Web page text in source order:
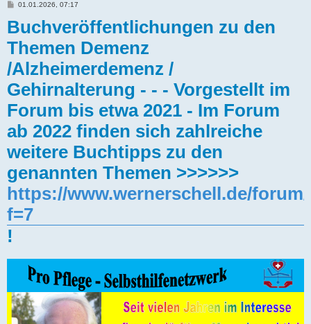
B
i
t
a
g
01.01.2026, 07:17
Buchveröffentlichungen zu den
Themen Demenz
/Alzheimerdemenz /
Gehirnalterung - - - Vorgestellt im
Forum bis etwa 2021 - Im Forum
ab 2022 finden sich zahlreiche
weitere Buchtipps zu den
genannten Themen >>>>>>
https://www.wernerschell.de/
f=7
!